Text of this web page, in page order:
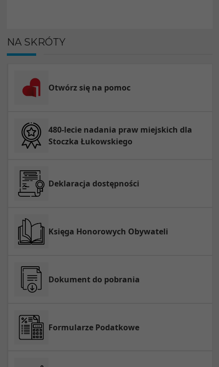
NA SKRÓTY
Otwórz się na pomoc
480-lecie nadania praw miejskich dla
Stoczka Łukowskiego
Deklaracja dostępności
Księga Honorowych Obywateli
Dokument do pobrania
Formularze Podatkowe